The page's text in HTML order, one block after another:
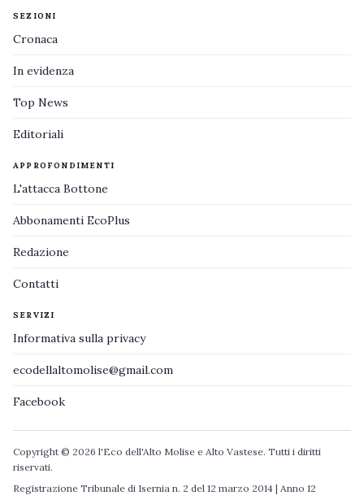
SEZIONI
Cronaca
In evidenza
Top News
Editoriali
APPROFONDIMENTI
L'attacca Bottone
Abbonamenti EcoPlus
Redazione
Contatti
SERVIZI
Informativa sulla privacy
ecodellaltomolise@gmail.com
Facebook
Copyright © 2026 l'Eco dell'Alto Molise e Alto Vastese. Tutti i diritti
riservati.
Registrazione Tribunale di Isernia n. 2 del 12 marzo 2014 | Anno 12